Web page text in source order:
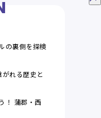
の裏側を探検
れる歴史と
！ 蒲郡・西